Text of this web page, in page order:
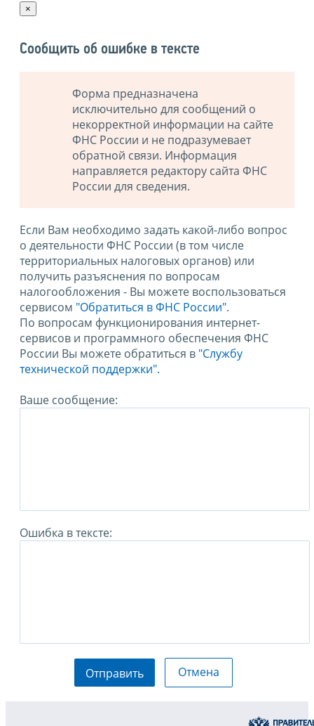
×
Сообщить об ошибке в тексте
Форма предназначена
исключительно для сообщений о
некорректной информации на сайте
ФНС России и не подразумевает
обратной связи. Информация
направляется редактору сайта ФНС
России для сведения.
Если Вам необходимо задать какой-либо вопрос
о деятельности ФНС России (в том числе
территориальных налоговых органов) или
получить разъяснения по вопросам
налогообложения - Вы можете воспользоваться
сервисом "Обратиться в ФНС России".
По вопросам функционирования интернет-
сервисов и программного обеспечения ФНС
России Вы можете обратиться в "Службу
технической поддержки".
Ваше сообщение:
Ошибка в тексте:
Отправить Отмена